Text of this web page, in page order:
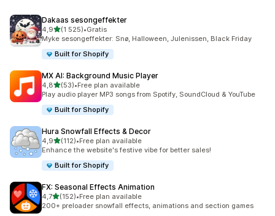
Dakaas sesongeffekter
4,9av 5 stjerner
(1 525)
Totalt 1525 omtaler
•Gratis
Myke sesongeffekter: Snø, Halloween, Julenissen, Black Friday
Built for Shopify
MX AI: Background Music Player
4,8av 5 stjerner
(53)
Totalt 53 omtaler
•Free plan available
Play audio player MP3 songs from Spotify, SoundCloud & YouTube
Built for Shopify
Hura Snowfall Effects & Decor
4,9av 5 stjerner
(112)
Totalt 112 omtaler
•Free plan available
Enhance the website's festive vibe for better sales!
Built for Shopify
FX: Seasonal Effects Animation
4,7av 5 stjerner
(152)
Totalt 152 omtaler
•Free plan available
200+ preloader snowfall effects, animations and section games